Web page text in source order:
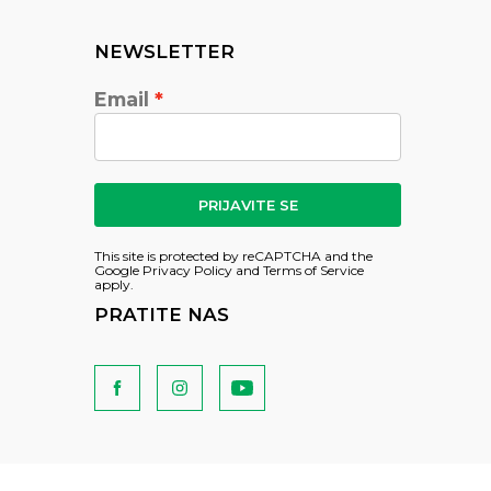
NEWSLETTER
Email
PRIJAVITE SE
This site is protected by reCAPTCHA and the
Google Privacy Policy and Terms of Service
apply.
PRATITE NAS